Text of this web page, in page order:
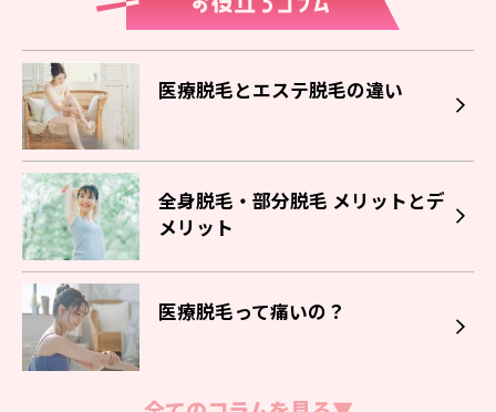
医療脱毛とエステ脱毛の違い
全身脱毛・部分脱毛 メリットとデ
メリット
医療脱毛って痛いの？